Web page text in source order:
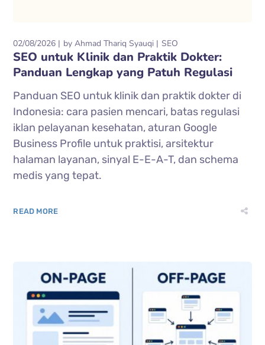
02/08/2026 byAhmad Thariq Syauqi SEO
SEO untuk Klinik dan Praktik Dokter:
Panduan Lengkap yang Patuh Regulasi
Panduan SEO untuk klinik dan praktik dokter di
Indonesia: cara pasien mencari, batas regulasi
iklan pelayanan kesehatan, aturan Google
Business Profile untuk praktisi, arsitektur
halaman layanan, sinyal E-E-A-T, dan schema
medis yang tepat.
READ MORE